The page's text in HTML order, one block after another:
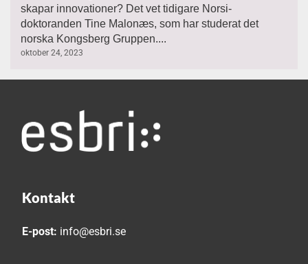
skapar innovationer? Det vet tidigare Norsi-
doktoranden Tine Malonæs, som har studerat det
norska Kongsberg Gruppen....
oktober 24, 2023
Kontakt
E-post: info@esbri.se